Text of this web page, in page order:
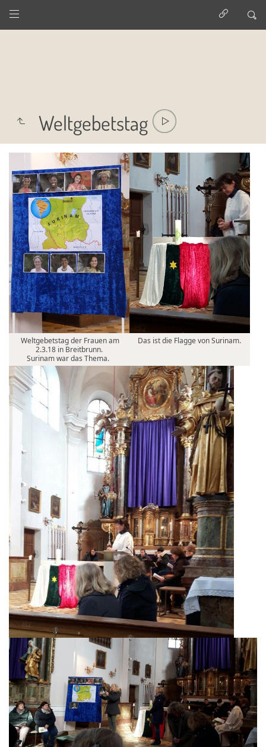
Weltgebetstag
Weltgebetstag der Frauen am
2.3.18 in Breitbrunn.
Surinam war das Thema.
Das ist die Flagge von Surinam.